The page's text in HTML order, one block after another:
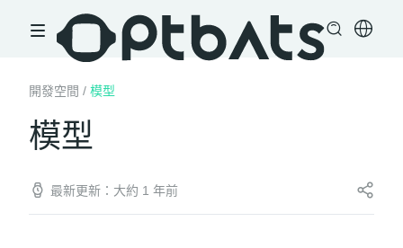
開發空間 / 模型
模型
最新更新：大約 1 年前